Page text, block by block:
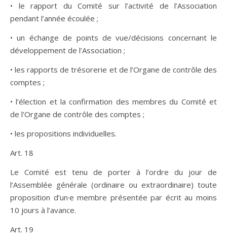
• le rapport du Comité sur l’activité de l’Association
pendant l’année écoulée ;
• un échange de points de vue/décisions concernant le
développement de l’Association ;
• les rapports de trésorerie et de l’Organe de contrôle des
comptes ;
• l’élection et la confirmation des membres du Comité et
de l’Organe de contrôle des comptes ;
• les propositions individuelles.
Art. 18
Le Comité est tenu de porter à l’ordre du jour de
l’Assemblée générale (ordinaire ou extraordinaire) toute
proposition d’un·e membre présentée par écrit au moins
10 jours à l’avance.
Art. 19